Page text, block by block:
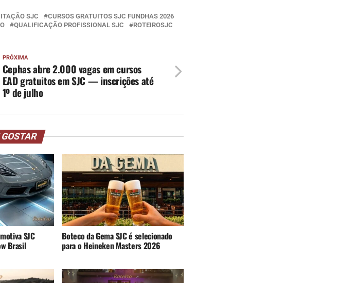
SJC
CURSOS GRATUITOS SJC FUNDHAS 2026
QUALIFICAÇÃO PROFISSIONAL SJC
ROTEIROSJC
PRÓXIMA
Cephas abre 2.000 vagas em cursos
EAD gratuitos em SJC — inscrições até
1º de julho
SJC
Brasil
Boteco da Gema SJC é selecionado
para o Heineken Masters 2026